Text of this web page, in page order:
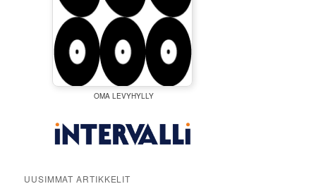
OMA LEVYHYLLY
UUSIMMAT ARTIKKELIT